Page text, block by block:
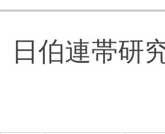
日伯連帯研